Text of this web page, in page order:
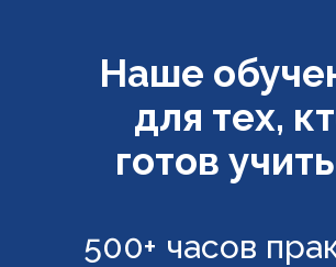
Наше
для тех,
готов
500+ часов